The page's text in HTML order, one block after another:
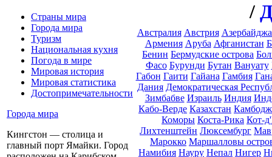
Страны мира
Города мира
Туризм
Национальная кухня
Погода в мире
Мировая история
Мировая статистика
Достопримечательности
Города мира
Кингстон — столица и
главный порт Ямайки. Город
/
Австралия Австрия
Армения Аруба Афганистан
Бенин Бермудские острова
Фасо Бурунди Бутан Вануату
Габон Гаити Гайана Гамбия
Дания Демократическая
Зимбабве Израиль Индия
Кабо-Верде Казахстан
Коморы Коста-Рика Кот-
Лихтенштейн Люксембург
Марокко Маршалловы
Намибия Науру Непал Нигер